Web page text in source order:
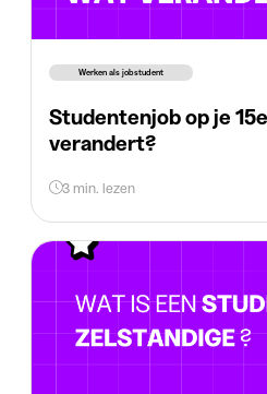
Werken als jobstudent
Studentenjob op je
verandert?
3 min. lezen